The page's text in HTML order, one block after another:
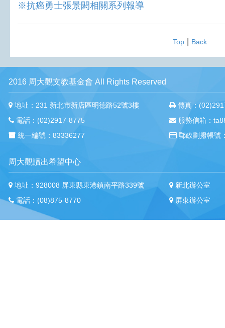
※抗癌勇士張景閎相關系列報導
Top| Back
2016 周大觀文教基金會 All Rights Reserved
地址：231 新北市新店區明德路52號3樓
電話：(02)2917-8775
統一編號：83336277
傳真：
服務信箱：
郵政劃撥帳號
周大觀讀出希望中心
地址：928008 屏東縣東港鎮南平路339號
電話：(08)875-8770
新北辦公室
屏東辦公室